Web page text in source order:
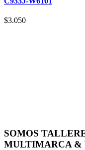
$3.050
SOMOS
MULTIMARCA &